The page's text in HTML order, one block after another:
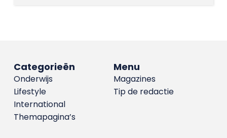
Menu
Magazines
Tip de redactie
Categorieën
Onderwijs
Lifestyle
International
Themapagina’s